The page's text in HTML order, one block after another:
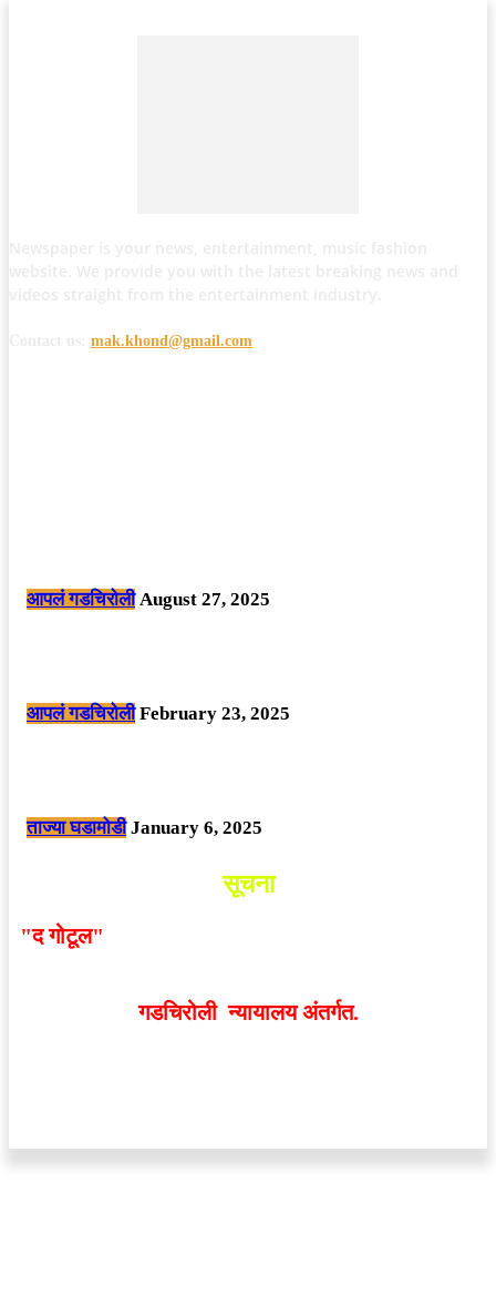
mak.khond@gmail.com
आपलं गडचिरोली August 27, 2025
आपलं गडचिरोली February 23, 2025
ताज्या घडामोडी January 6, 2025
सूचना
"द गोटूल"
गडचिरोली न्यायालय अंतर्गत.